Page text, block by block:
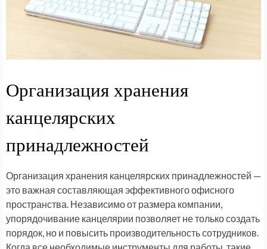
Организация хранения
канцелярских
принадлежностей
Организация хранения канцелярских принадлежностей —
это важная составляющая эффективного офисного
пространства. Независимо от размера компании,
упорядочивание канцелярии позволяет не только создать
порядок, но и повысить производительность сотрудников.